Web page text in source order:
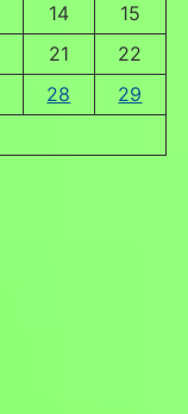
14
15
21
22
28
29